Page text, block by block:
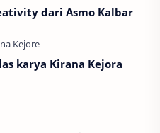
dari Asmo Kalbar
karya Kirana Kejora